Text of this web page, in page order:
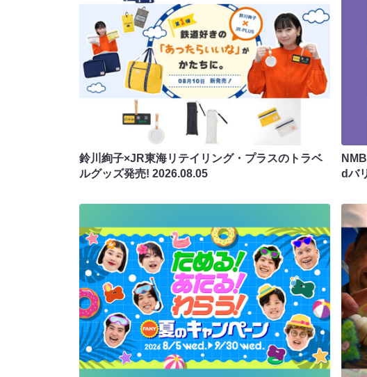
鈴川絢子×JR東海リテイリング・プラスのトラベ
ルグッズ発売! 2026.08.05
dバ